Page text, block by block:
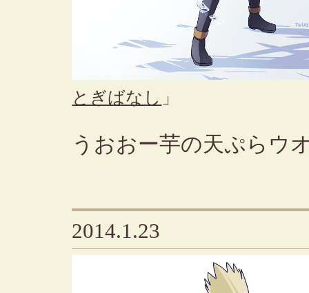
とぎばなし 」
うおおー芋の天ぷらウ
2014.1.23